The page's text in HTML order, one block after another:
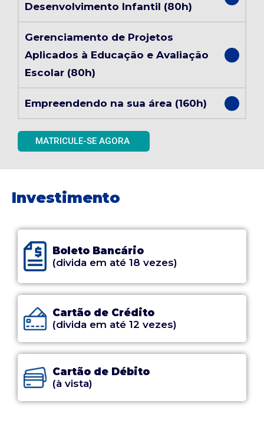
Desenvolvimento Infantil (80h)
Gerenciamento de Projetos
Aplicados à Educação e Avaliação
Escolar (80h)
Empreendendo na sua área (160h)
MATRICULE-SE AGORA
Investimento
Boleto Bancário
(divida em até 18 vezes)
Cartão de Crédito
(divida em até 12 vezes)
Cartão de Débito
(à vista)